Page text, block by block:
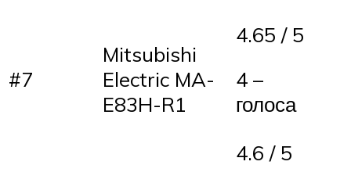
#7
Mitsubishi
Electric MA-
E83H-R1
4.65 / 5
4 –
голоса
4.6 / 5